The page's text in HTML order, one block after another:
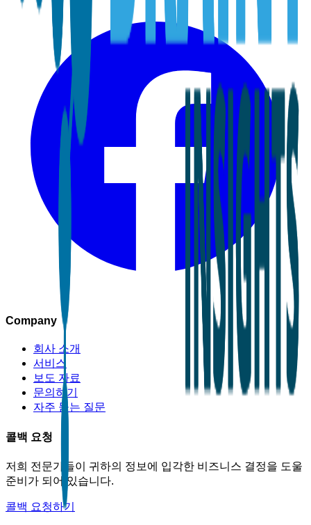
Company
회사 소개
서비스
보도 자료
문의하기
자주 묻는 질문
콜백 요청
저희 전문가들이 귀하의 정보에 입각한 비즈니스 결정을 도울
준비가 되어 있습니다.
콜백 요청하기